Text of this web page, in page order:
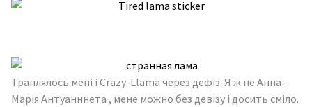
Траплялось мені і Crazy-Llama через дефіз. Я ж не Анна-
Марія Антуанннета , мене можно без девізу і досить сміло.